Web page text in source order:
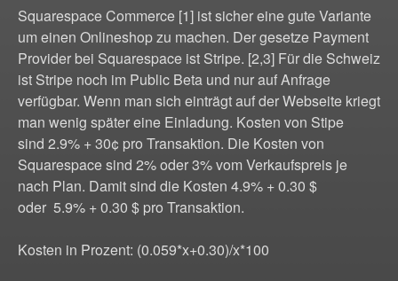
Squarespace Commerce [1] ist sicher eine gute Variante
um einen Onlineshop zu machen. Der gesetze Payment
Provider bei Squarespace ist Stripe. [2,3] Für die Schweiz
ist Stripe noch im Public Beta und nur auf Anfrage
verfügbar. Wenn man sich einträgt auf der Webseite kriegt
man wenig später eine Einladung. Kosten von Stipe
sind 2.9% + 30¢ pro Transaktion. Die Kosten von
Squarespace sind 2% oder 3% vom Verkaufspreis je
nach Plan. Damit sind die Kosten 4.9% + 0.30 $
oder 5.9% + 0.30 $ pro Transaktion.
Kosten in Prozent: (0.059*x+0.30)/x*100